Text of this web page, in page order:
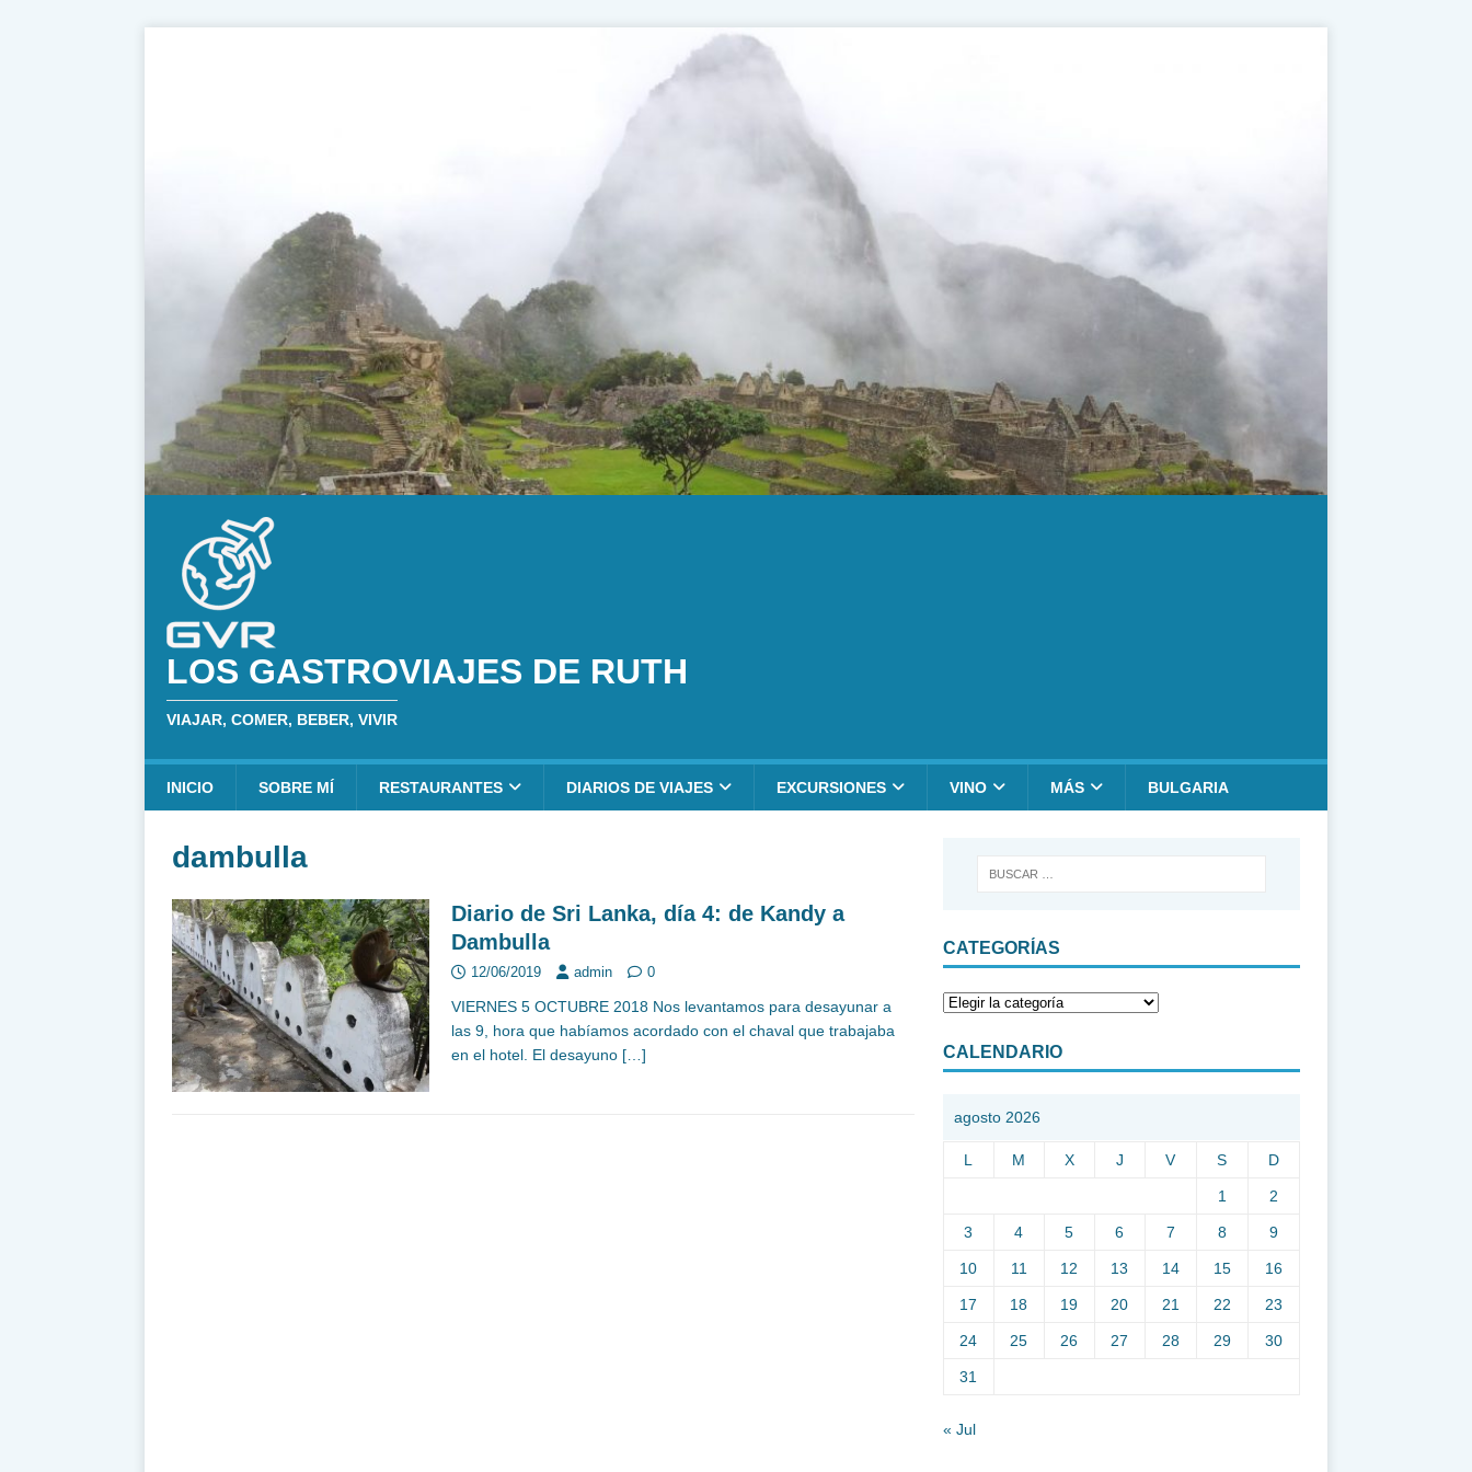
LOS GASTROVIAJES DE RUTH
VIAJAR, COMER, BEBER, VIVIR
INICIO SOBRE MÍ RESTAURANTES DIARIOS DE VIAJES EXCURSIONES VINO MÁS BULGARIA
dambulla
Diario de Sri Lanka, día 4: de Kandy a
Dambulla
12/06/2019 admin 0
VIERNES 5 OCTUBRE 2018 Nos levantamos para desayunar a
las 9, hora que habíamos acordado con el chaval que trabajaba
en el hotel. El desayuno […]
CATEGORÍAS
CALENDARIO
agosto 2026
L M X J V S D
1 2
3 4 5 6 7 8 9
10 11 12 13 14 15 16
17 18 19 20 21 22 23
24 25 26 27 28 29 30
31
« Jul